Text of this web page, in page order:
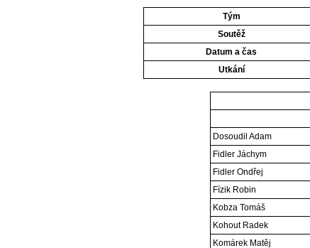
Tým
Soutěž
Datum a čas
Utkání
Dosoudil Adam
Fidler Jáchym
Fidler Ondřej
Fízik Robin
Kobza Tomáš
Kohout Radek
Komárek Matěj